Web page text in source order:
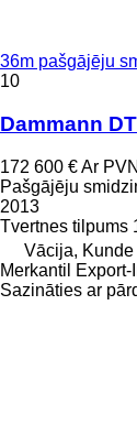
36m pašgājēju
10
Dammann
172 600 €Ar PVN
Pašgājēju
2013
Tvertnes tilpums
Vācija, Kunde
Merkantil Export-
Sazināties ar